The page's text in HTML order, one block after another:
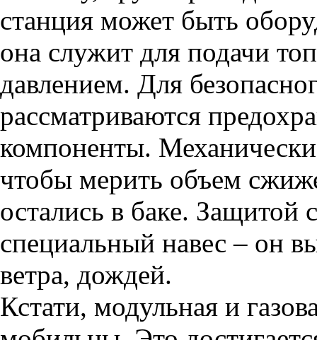
станция может быть
она служит для подачи
давлением. Для
рассматриваются
компоненты.
чтобы мерить объем
остались в баке. Защитой
специальный навес – он
ветра, дождей.
Кстати, модульная и